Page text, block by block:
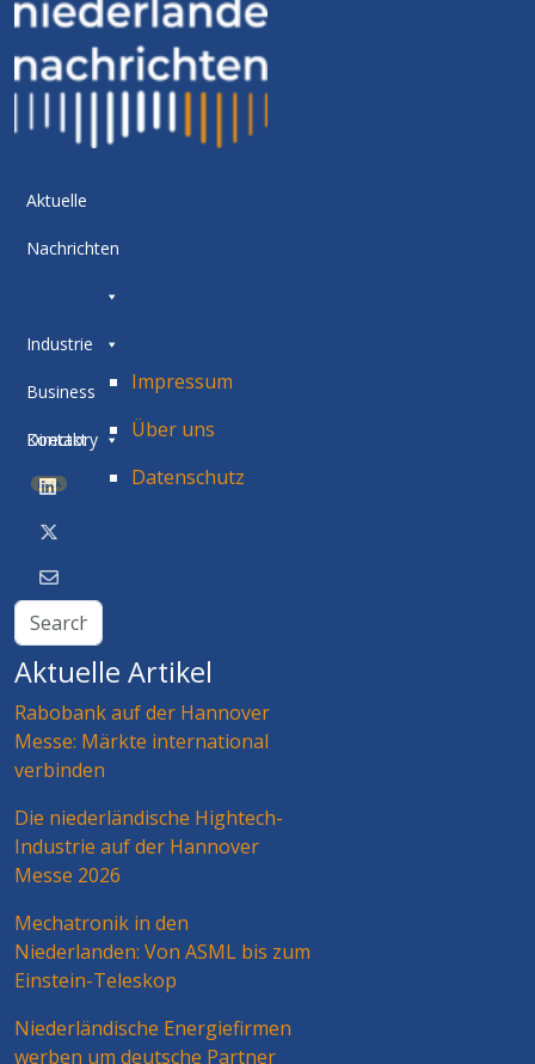
Aktuelle
Nachrichten
Industrie
Business
Directory
BETA
Kontakt
Impressum
Über uns
Datenschutz
Aktuelle Artikel
Rabobank auf der Hannover
Messe: Märkte international
verbinden
Die niederländische Hightech-
Industrie auf der Hannover
Messe 2026
Mechatronik in den
Niederlanden: Von ASML bis zum
Einstein-Teleskop
Niederländische Energiefirmen
werben um deutsche Partner